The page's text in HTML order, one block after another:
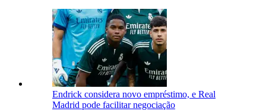
Endrick considera novo empréstimo, e Real
Madrid pode facilitar negociação